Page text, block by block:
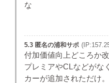
な
5.3 匿名の浦和サポ
付加価値向上どころか
プレミアやCLなどがな
カーが追加されただけ